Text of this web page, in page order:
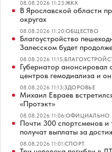
08.08.2026 11:23|ЖКХ
В Ярославской области
округах
08.08.2026 11:20|ОБЩЕСТВО
Благоустройство
Залесском будет
08.08.2026 11:15|
Губернатор анонсировал
центров гемодиализа и
08.08.2026 11:13|ЗДОРОВЬЕ
Михаил Евраев
«Протэкт»
08.08.2026 11:06|ОФИЦИАЛЬНО
Почти 300 спортсменов и
получат выплаты за
08.08.2026 11:01|СПОРТ